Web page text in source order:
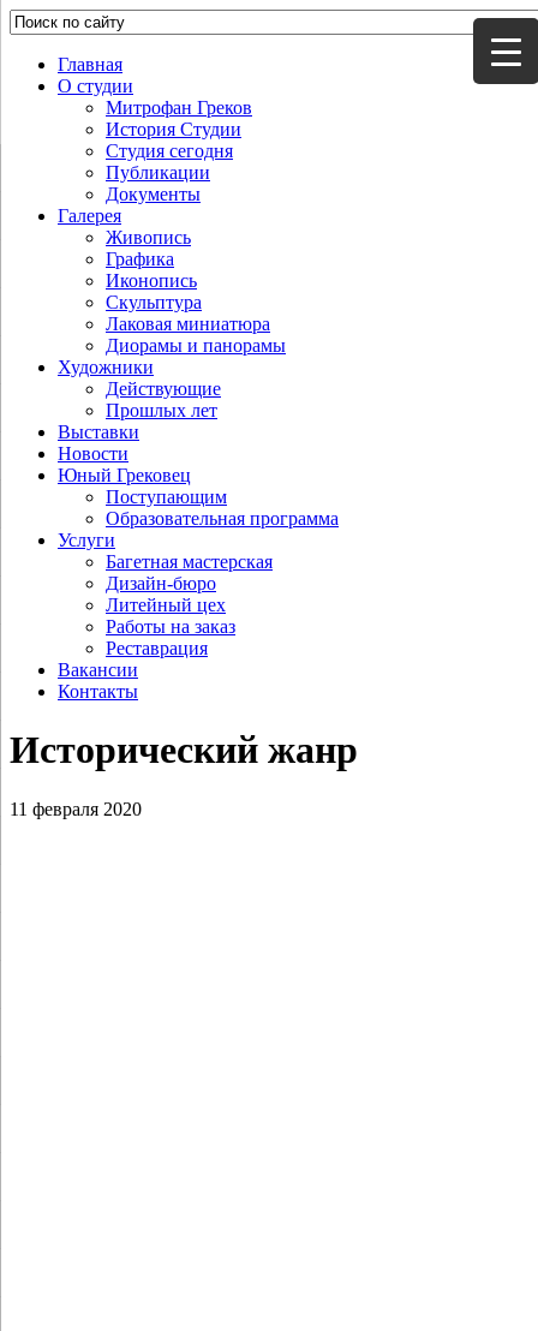
Главная
О студии
Митрофан Греков
История Студии
Студия сегодня
Публикации
Документы
Галерея
Живопись
Графика
Иконопись
Скульптура
Лаковая миниатюра
Диорамы и панорамы
Художники
Действующие
Прошлых лет
Выставки
Новости
Юный Грековец
Поступающим
Образовательная программа
Услуги
Багетная мастерская
Дизайн-бюро
Литейный цех
Работы на заказ
Реставрация
Вакансии
Контакты
Исторический жанр
11 февраля 2020